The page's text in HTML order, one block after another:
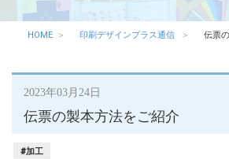
HOME 印刷デザインプラス通信 伝票
2023年03月24日
伝票の製本方法をご紹介
#加工